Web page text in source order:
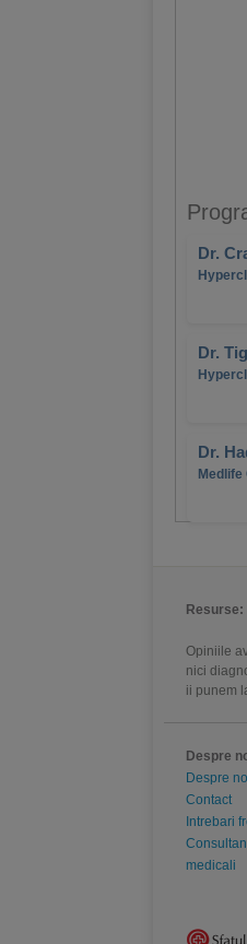
Dr.
Dr.
Dr.
Medlife
Resurse:
Opiniile
nici
ii punem
Despre
Despre
Contact
Intrebari
medicali